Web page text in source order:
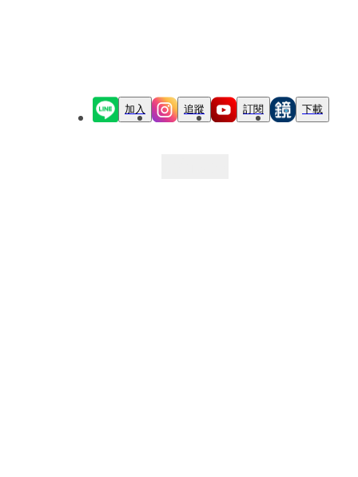
加入 追蹤 訂閱 下載